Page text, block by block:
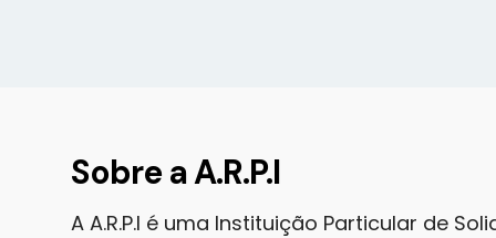
Sobre a A.R.P.I
A A.R.P.I é uma Instituição Particular de